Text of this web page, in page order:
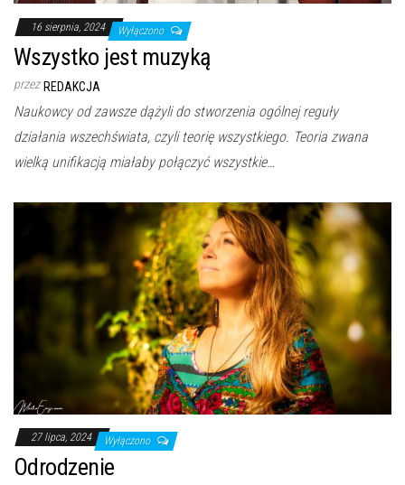
16 sierpnia, 2024 Wyłączono
Wszystko jest muzyką
przez REDAKCJA
Naukowcy od zawsze dążyli do stworzenia ogólnej reguły
działania wszechświata, czyli teorię wszystkiego. Teoria zwana
wielką unifikacją miałaby połączyć wszystkie…
27 lipca, 2024 Wyłączono
Odrodzenie